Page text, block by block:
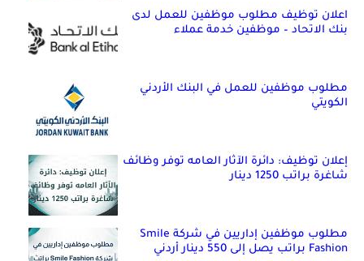
اعلان توظيف مطلوب موظفين للعمل لدى
بنك الاتحاد – موظفين خدمة عملاء
مطلوب موظفين للعمل في البنك الأردني
الكويتي
إعلان توظيف: دائرة الآثار العامه توفر وظائف
شاغرة براتب 1250 دينار
مطلوب موظفين إداريين في شركة Smile
Fashion براتب يصل إلى 550 دينار أردني